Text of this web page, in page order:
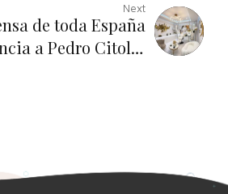
Next
de toda España
a Pedro Citoler